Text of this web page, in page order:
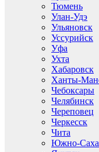
Тюмень
Улан-Удэ
Ульяновск
Уссурийск
Уфа
Ухта
Хабаровск
Ханты-
Чебоксары
Челябинск
Череповец
Черкесск
Чита
Южно-